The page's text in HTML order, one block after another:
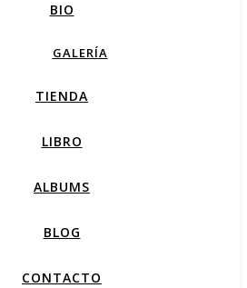
BIO
GALERÍA
TIENDA
LIBRO
ALBUMS
BLOG
CONTACTO